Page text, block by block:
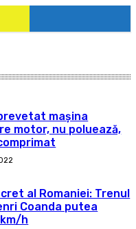
mașina
motor, nu poluează,
al Romaniei: Trenul
Coanda putea
h